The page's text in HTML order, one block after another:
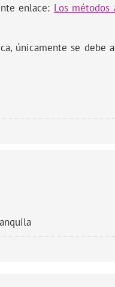
enlace: Los
únicamente se debe